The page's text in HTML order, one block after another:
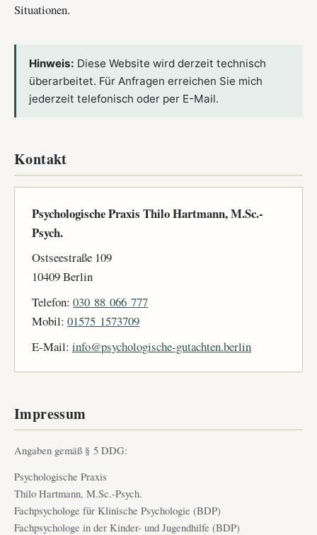
Situationen.
Hinweis: Diese Website wird derzeit technisch
überarbeitet. Für Anfragen erreichen Sie mich
jederzeit telefonisch oder per E-Mail.
Kontakt
Psychologische Praxis Thilo Hartmann, M.Sc.-
Psych.
Ostseestraße 109
10409 Berlin
Telefon: 030 88 066 777
Mobil: 01575 1573709
E-Mail: info@psychologische-gutachten.berlin
Impressum
Angaben gemäß § 5 DDG:
Psychologische Praxis
Thilo Hartmann, M.Sc.-Psych.
Fachpsychologe für Klinische Psychologie (BDP)
Fachpsychologe in der Kinder- und Jugendhilfe (BDP)